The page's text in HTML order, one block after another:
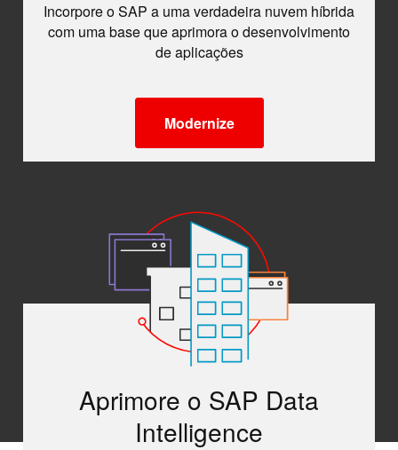
Incorpore o SAP a uma verdadeira nuvem híbrida
com uma base que aprimora o desenvolvimento
de aplicações
Modernize
Aprimore o SAP Data
Intelligence